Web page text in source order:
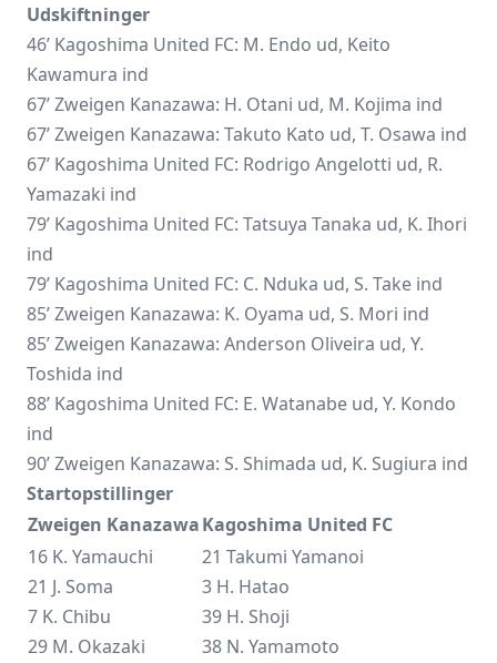
Udskiftninger
46’ Kagoshima United FC: M. Endo ud, Keito
Kawamura ind
67’ Zweigen Kanazawa: H. Otani ud, M. Kojima ind
67’ Zweigen Kanazawa: Takuto Kato ud, T. Osawa ind
67’ Kagoshima United FC: Rodrigo Angelotti ud, R.
Yamazaki ind
79’ Kagoshima United FC: Tatsuya Tanaka ud, K. Ihori
ind
79’ Kagoshima United FC: C. Nduka ud, S. Take ind
85’ Zweigen Kanazawa: K. Oyama ud, S. Mori ind
85’ Zweigen Kanazawa: Anderson Oliveira ud, Y.
Toshida ind
88’ Kagoshima United FC: E. Watanabe ud, Y. Kondo
ind
90’ Zweigen Kanazawa: S. Shimada ud, K. Sugiura ind
Startopstillinger
Zweigen KanazawaKagoshima United FC
16 K. Yamauchi
21 J. Soma
7 K. Chibu
29 M. Okazaki
21 Takumi Yamanoi
3 H. Hatao
39 H. Shoji
38 N. Yamamoto